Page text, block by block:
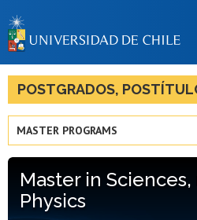
LA
POSTGRADOS,
MASTER PROGRAMS
Master in
Physics